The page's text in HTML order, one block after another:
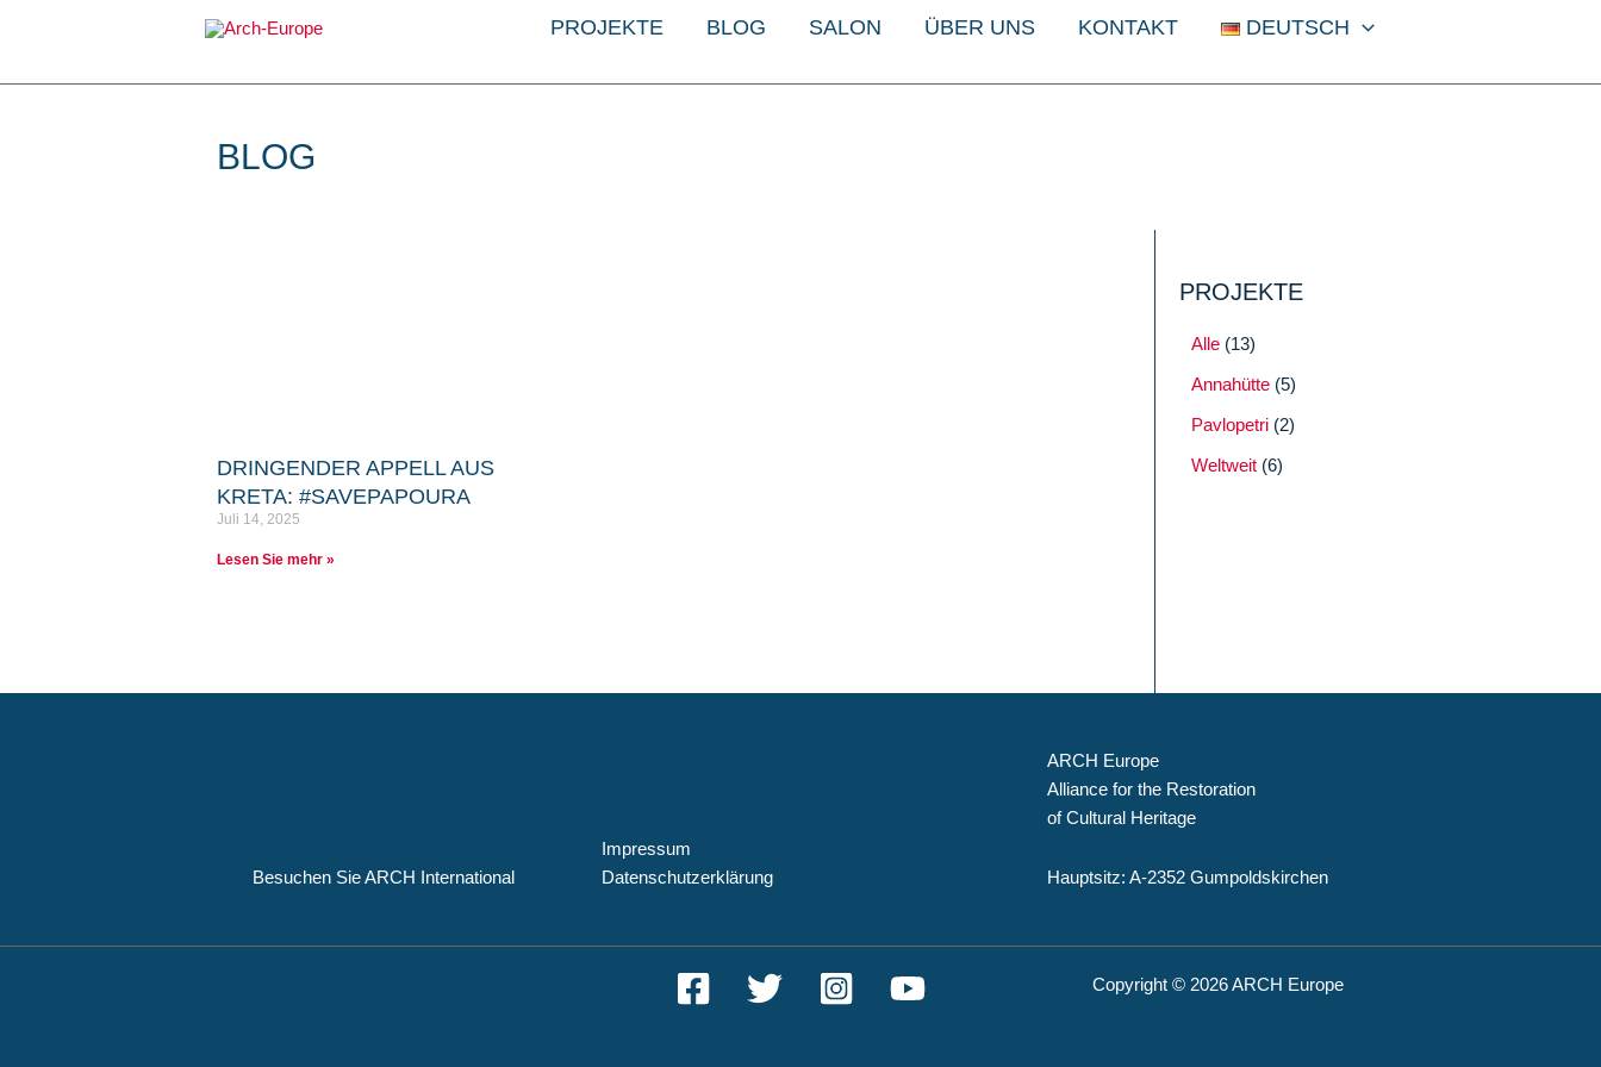
PROJEKTE BLOG SALON ÜBER UNS KONTAKT DEUTSCH
BLOG
DRINGENDER APPELL AUS
KRETA: #SAVEPAPOURA
Juli 14, 2025
Lesen Sie mehr »
PROJEKTE
Alle(13)
Annahütte(5)
Pavlopetri(2)
Weltweit(6)
Besuchen Sie ARCH International
Impressum
Datenschutzerklärung
ARCH Europe
Alliance for the Restoration
of Cultural Heritage
Hauptsitz: A-2352 Gumpoldskirchen
Copyright © 2026 ARCH Europe